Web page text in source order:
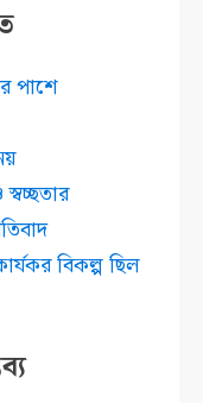
পাশে
বিকল্প ছিল